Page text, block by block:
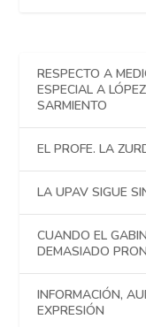
RESPECTO A
ESPECIAL A
SARMIENTO
EL PROFE. LA
LA UPAV SIGUE
CUANDO EL
DEMASIADO
INFORMACIÓN,
EXPRESIÓN